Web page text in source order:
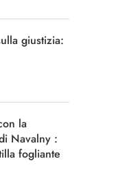
giustizia:
la
Navalny :
fogliante